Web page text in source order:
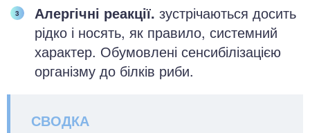
Алергічні реакції. зустрічаються досить
рідко і носять, як правило, системний
характер. Обумовлені сенсибілізацією
організму до білків риби.